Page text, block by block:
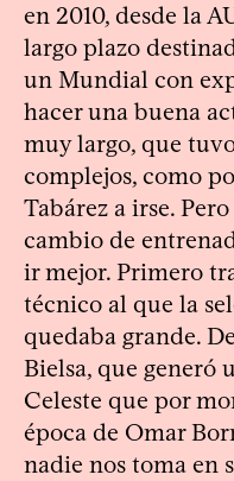
en 2010, desde la
largo plazo
un Mundial con
hacer una buena
muy largo, que
complejos, como
Tabárez a irse.
cambio de
ir mejor. Primero
técnico al que la
quedaba grande.
Bielsa, que generó
Celeste que por
época de Omar
nadie nos toma en